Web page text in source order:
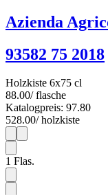
Azienda
93582 75 2018
Holzkiste 6x75 cl
88.00/ flasche
Katalogpreis: 97.80
528.00/ holzkiste
1
1 Flas.